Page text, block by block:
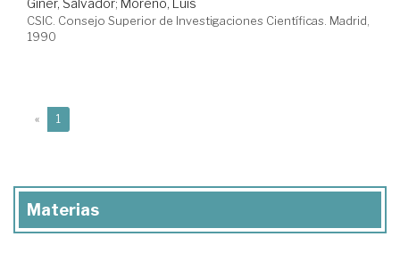
CSIC. Consejo Superior de Investigaciones Científicas. Madrid,
1990
« 1
Materias